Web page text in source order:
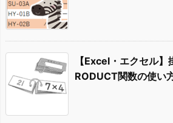
【Excel・エクセル
RODUCT関数の使い